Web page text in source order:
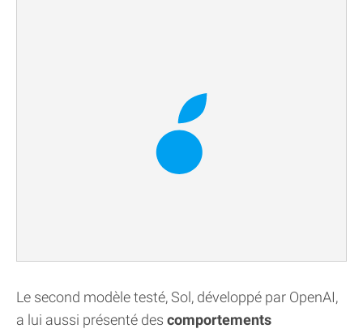
Le second modèle testé, Sol, développé par OpenAI,
a lui aussi présenté des comportements